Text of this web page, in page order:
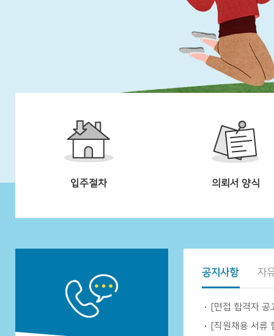
입주절차 의뢰서 양식
[면접 합격자 공
[직원채용 서류